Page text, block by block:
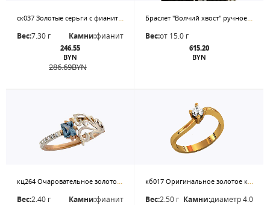
ск037 Золотые серьги с фианитами
Вес:7.30 г Камни:фианит
246.55
BYN
286.69BYN
Браслет "Волчий хвост" ручное плетение, застежка-карабин. Цена - за 20см
Вес:от 15.0 г
615.20
BYN
кц264 Очаровательное золотое кольцо с квадратным камнем
Вес:2.40 г Камни:фианит
кб017 Оригинальное золотое кольцо под бриллиант
Вес:2.50 г Камни:диаметр 4.0